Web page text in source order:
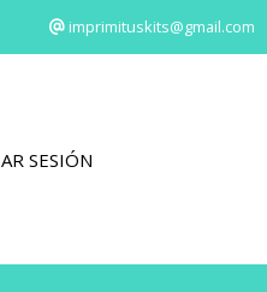
imprimituskits@gmail.com
SESIÓN